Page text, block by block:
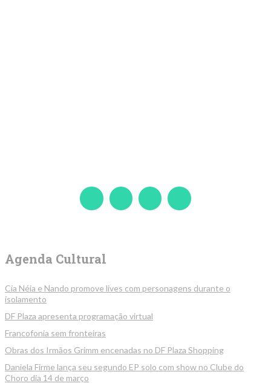
Agenda Cultural
Cia Néia e Nando promove lives com personagens durante o
isolamento
DF Plaza apresenta programação virtual
Francofonia sem fronteiras
Obras dos Irmãos Grimm encenadas no DF Plaza Shopping
Daniela Firme lança seu segundo EP solo com show no Clube do
Choro dia 14 de março